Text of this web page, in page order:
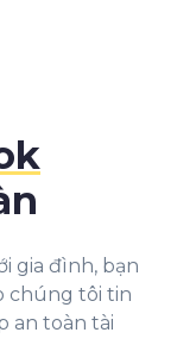
gia đình, bạn
chúng tôi tin
an toàn tài